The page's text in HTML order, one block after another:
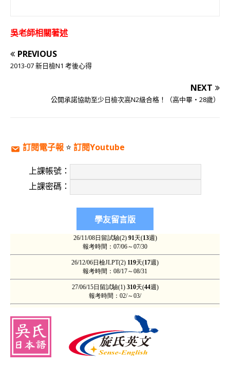
吳老師相關著述
PREVIOUS
2013-07 新日檢N1 考後心得
NEXT
公開承諾協助至少日檢次高N2級合格！（高中畢‧28歲）
訂閱電子報 ⭐️ 訂閱Youtube
上課帳號：
上課密碼：